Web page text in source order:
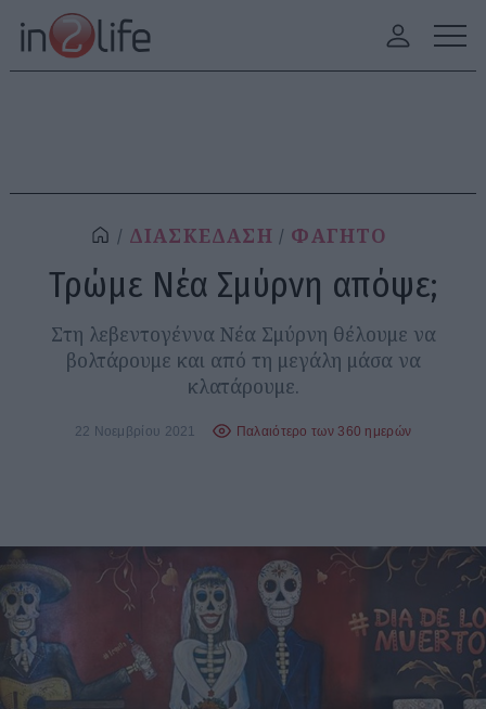
ΔΙΑΣΚΕΔΑΣΗ ΦΑΓΗΤΟ
Τρώμε Νέα Σμύρνη απόψε;
Στη λεβεντογέννα Νέα Σμύρνη θέλουμε να
βολτάρουμε και από τη μεγάλη μάσα να
κλατάρουμε.
22 Νοεμβρίου 2021 Παλαιότερο των 360 ημερών